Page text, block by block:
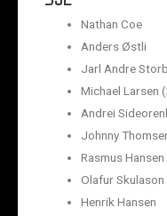
Nathan Coe
Anders Østli
Jarl Andre
Michael Larsen
Andrei
Johnny
Rasmus Hansen
Olafur Skulason
Henrik Hansen